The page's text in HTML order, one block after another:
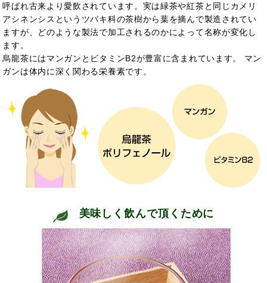
呼ばれ古来より愛飲されています。実は緑茶や紅茶と同じカメリ
アシネンシスというツバキ科の茶樹から葉を摘んで製造されてい
ますが、どのような製法で加工されるのかによって名称が変化し
ます。
烏龍茶にはマンガンとビタミンB2が豊富に含まれています。 マン
ガンは体内に深く関わる栄養素です。
美味しく飲んで頂くために